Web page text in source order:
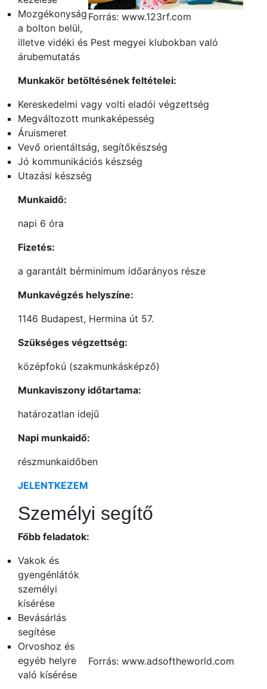
Forrás: www.123rf.com
Mozgékonyság
a bolton belül,
illetve vidéki és Pest megyei klubokban való
árubemutatás
Munkakör betöltésének feltételei:
Kereskedelmi vagy volti eladói végzettség
Megváltozott munkaképesség
Áruismeret
Vevő orientáltság, segítőkészség
Jó kommunikációs készség
Utazási készség
Munkaidő:
napi 6 óra
Fizetés:
a garantált bérminimum időarányos része
Munkavégzés helyszíne:
1146 Budapest, Hermina út 57.
Szükséges végzettség:
középfokú (szakmunkásképző)
Munkaviszony időtartama:
határozatlan idejű
Napi munkaidő:
részmunkaidőben
JELENTKEZEM
Személyi segítő
Főbb feladatok:
Forrás: www.adsoftheworld.com
Vakok és
gyengénlátók
személyi
kísérése
Bevásárlás
segítése
Orvoshoz és
egyéb helyre
való kísérése